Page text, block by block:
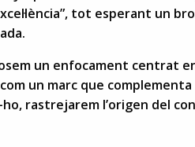
tot esperant un
un enfocament centrat
un marc que
rastrejarem l’origen del